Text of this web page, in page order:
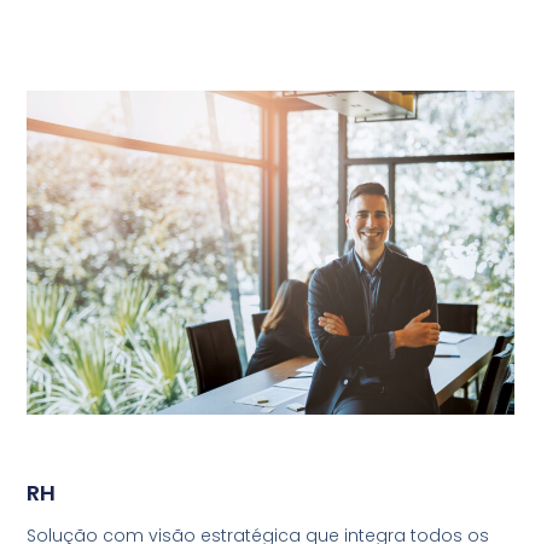
RH
Solução com visão estratégica que integra todos os